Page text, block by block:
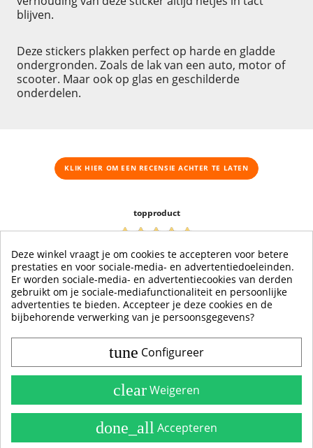
blijven.
Deze stickers plakken perfect op harde en gladde
ondergronden. Zoals de lak van een auto, motor of
scooter. Maar ook op glas en geschilderde
onderdelen.
KLIK HIER OM EEN ​​RECENSIE ACHTER TE LATEN
topproduct
luc vaneeckhout
idem Dunlop en Koni
Deze winkel vraagt je om cookies te accepteren voor betere
prestaties en voor sociale-media- en advertentiedoeleinden.
Er worden sociale-media- en advertentiecookies van derden
gebruikt om je sociale-mediafunctionaliteit en persoonlijke
advertenties te bieden. Accepteer je deze cookies en de
bijbehorende verwerking van je persoonsgegevens?
tune Configureer
clearWeigeren
done_all Accepteren